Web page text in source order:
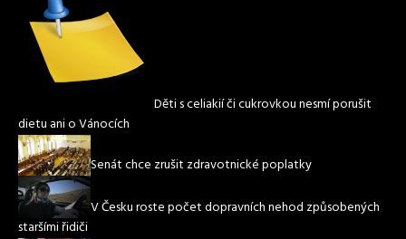
Děti s celiakií či cukrovkou nesmí porušit
dietu ani o Vánocích
Senát chce zrušit zdravotnické poplatky
V Česku roste počet dopravních nehod způsobených
staršími řidiči